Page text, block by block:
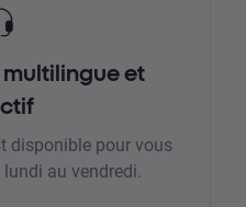
et
disponible pour vous
au vendredi.